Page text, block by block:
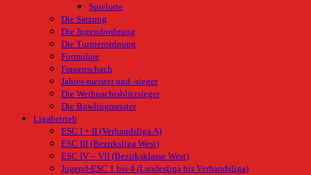
Spielorte
Die Satzung
Die Jugendordnung
Die Turnierordnung
Formulare
Frauenschach
Jahres-meister und -sieger
Die Weihnachtsblitzsieger
Die Bowlingmeister
Ligabetrieb
ESC I + II (Verbandsliga A)
ESC III (Bezirksliga West)
ESC IV – VII (Bezirksklasse West)
Jugend-ESC 1 bis 4 (Landesliga bis Verbandsliga)